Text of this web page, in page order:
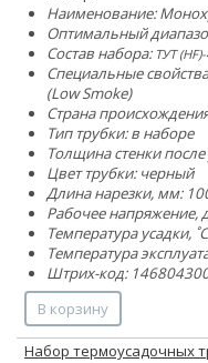
Наименование:
Оптимальный
Состав набора: ТУТ
Специальные
(Low Smoke)
Страна
Тип трубки: в наборе
Толщина стенки
Цвет трубки: черный
Длина нарезки, мм:
Рабочее напряжение,
Температура усадки,
Температура
Штрих-код:
В корзину
Набор термоусадочных